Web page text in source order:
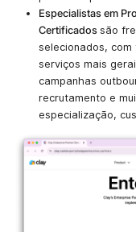
Especialistas em
Certificados são
selecionados,
serviços mais
campanhas
recrutamento e
especialização,